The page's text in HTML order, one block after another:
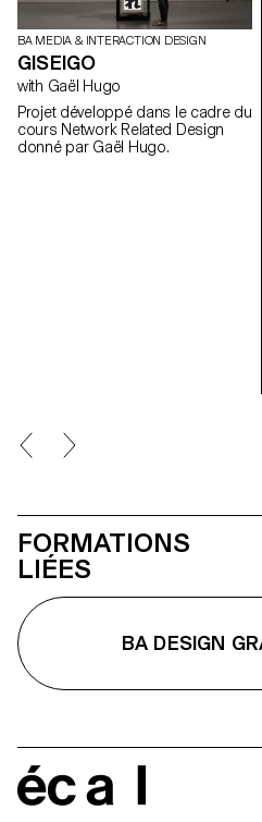
BA MEDIA & INTERACTION DESIGN
GISEIGO
with Gaël Hugo
Projet développé dans le cadre du
cours Network Related Design
donné par Gaël Hugo.
FORMATIONS
LIÉES
BA DESIGN